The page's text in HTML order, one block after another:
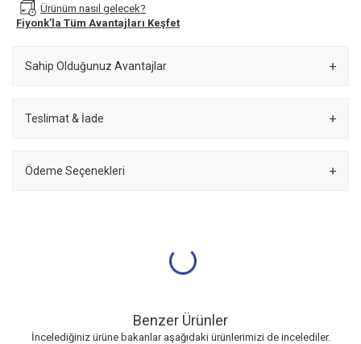
Ürünüm nasıl gelecek?
Fiyonk’la Tüm Avantajları Keşfet
Sahip Olduğunuz Avantajlar
Teslimat & İade
Ödeme Seçenekleri
Benzer Ürünler
İncelediğiniz ürüne bakanlar aşağıdaki ürünlerimizi de incelediler.